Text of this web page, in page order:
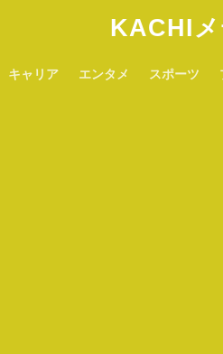
KACHI
キャリア エンタメ スポーツ